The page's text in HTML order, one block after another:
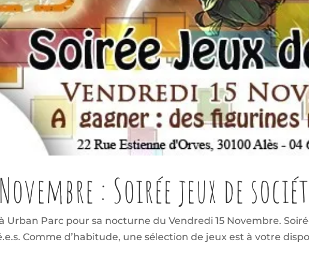
: Soirée jeux de
à Urban Parc pour sa nocturne du Vendredi 15 Novembre.
Comme d’habitude, une sélection de jeux est à votre